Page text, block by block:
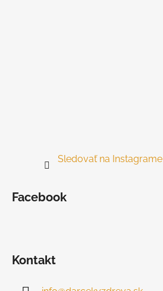
Sledovať na Instagrame
Facebook
Kontakt